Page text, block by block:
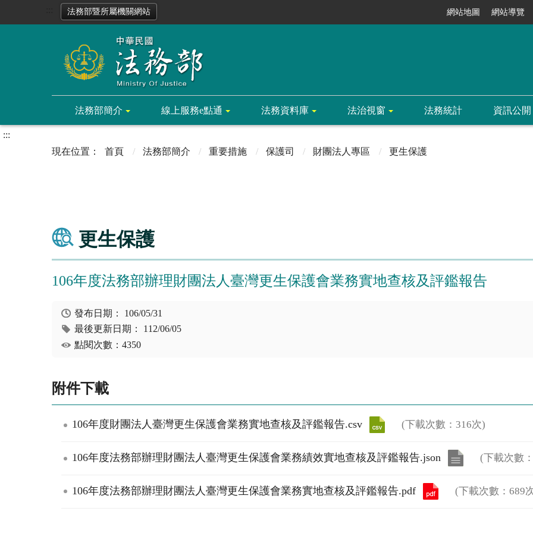
法務部暨所屬機關網站 網站地圖 網站導覽
法務部簡介 線上服務e點通 法務資料庫 法治視窗 法務統計 資訊公開
:::
首頁
法務部簡介 重要措施 保護司 財團法人專區 更生保護
更生保護
106年度法務部辦理財團法人臺灣更生保護會業務實地查核及評鑑報告
發布日期： 106/05/31
最後更新日期： 112/06/05
點閱次數：4350
附件下載
106年度財團法人臺灣更生保護會業務實地查核及評鑑報告.csv (下載次數：316次)
106年度法務部辦理財團法人臺灣更生保護會業務績效實地查核及評鑑報告.json (下載次數
106年度法務部辦理財團法人臺灣更生保護會業務實地查核及評鑑報告.pdf (下載次數：689